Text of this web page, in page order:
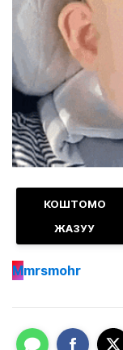
КОШТОМО
ЖАЗУУ
Mmrsmohr